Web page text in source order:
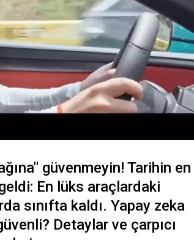
güvenmeyin! Tarihin en
En lüks araçlardaki
sınıfta kaldı. Yapay zeka
Detaylar ve çarpıcı